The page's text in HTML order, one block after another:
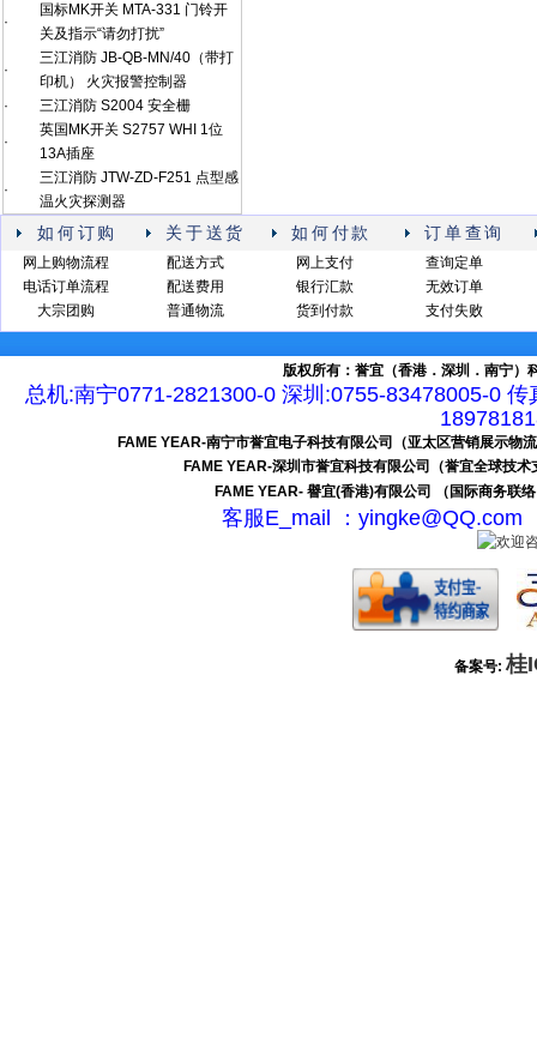
·
国标MK开关 MTA-331 门铃开
关及指示“请勿打扰”
·
三江消防 JB-QB-MN/40（带打
印机） 火灾报警控制器
·
三江消防 S2004 安全栅
·
英国MK开关 S2757 WHI 1位
13A插座
·
三江消防 JTW-ZD-F251 点型感
温火灾探测器
如何订购 关于送货 如何付款 订单查询
网上购物流程
电话订单流程
大宗团购
配送方式
配送费用
普通物流
网上支付
银行汇款
货到付款
查询定单
无效订单
支付失败
版权所有：誉宜（香港．深圳．南宁
总机:南宁0771-2821300-0 深圳:0755-83478005-0
FAME YEAR-南宁市誉宜电子科技有限公司（亚太区营销展示物
FAME YEAR-深圳市誉宜科技有限公司（誉宜全球技术
FAME YEAR- 譽宜(香港)有限公司 （国际商务联
客服E_mail ：
备案号:桂